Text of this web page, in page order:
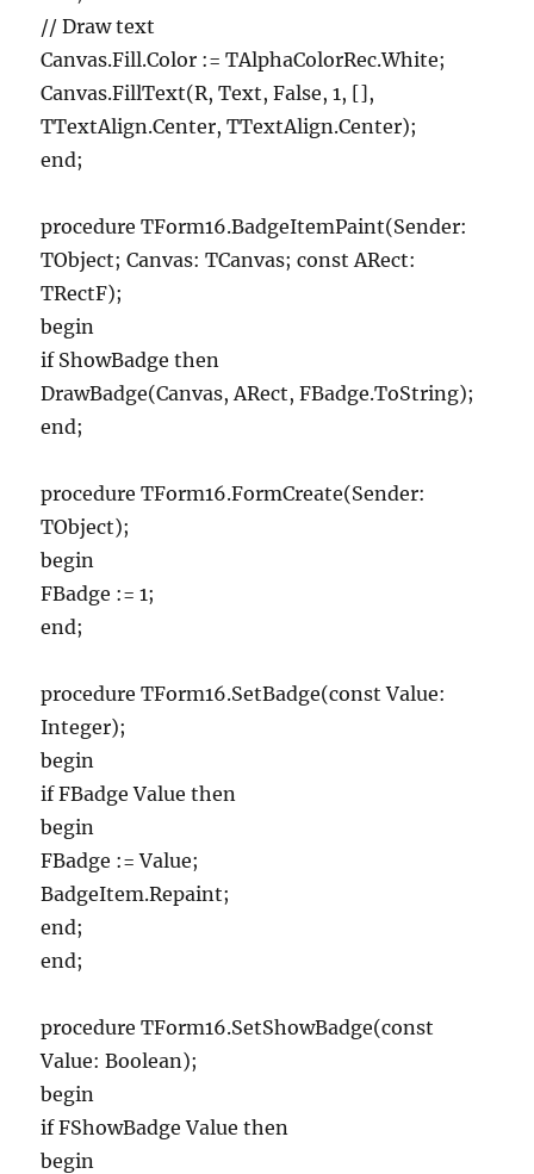
// Draw text
Canvas.Fill.Color := TAlphaColorRec.White;
Canvas.FillText(R, Text, False, 1, [],
TTextAlign.Center, TTextAlign.Center);
end;
procedure TForm16.BadgeItemPaint(Sender:
TObject; Canvas: TCanvas; const ARect:
TRectF);
begin
if ShowBadge then
DrawBadge(Canvas, ARect, FBadge.ToString);
end;
procedure TForm16.FormCreate(Sender:
TObject);
begin
FBadge := 1;
end;
procedure TForm16.SetBadge(const Value:
Integer);
begin
if FBadge Value then
begin
FBadge := Value;
BadgeItem.Repaint;
end;
end;
procedure TForm16.SetShowBadge(const
Value: Boolean);
begin
if FShowBadge Value then
begin